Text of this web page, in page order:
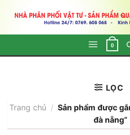
0
Trang chủ / Sản phẩm được
đà nẵng”
LỌC